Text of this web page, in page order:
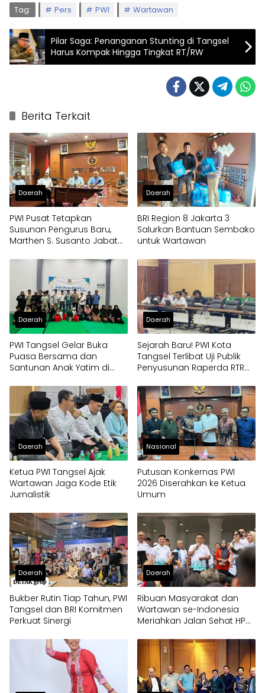
Tag: Pers PWI Wartawan
Pilar Saga: Penanganan Stunting di Tangsel
Harus Kompak Hingga Tingkat RT/RW
Berita Terkait
Daerah
PWI Pusat Tetapkan
Susunan Pengurus Baru,
Marthen S. Susanto Jabat
Daerah
BRI Region 8 Jakarta 3
Salurkan Bantuan Sembako
untuk Wartawan
Daerah
PWI Tangsel Gelar Buka
Puasa Bersama dan
Santunan Anak Yatim di
Daerah
Sejarah Baru! PWI Kota
Tangsel Terlibat Uji Publik
Penyusunan Raperda RTRW,
Daerah
Ketua PWI Tangsel Ajak
Wartawan Jaga Kode Etik
Jurnalistik
Nasional
Putusan Konkernas PWI
2026 Diserahkan ke Ketua
Umum
Daerah
Bukber Rutin Tiap Tahun, PWI
Tangsel dan BRI Komitmen
Perkuat Sinergi
Daerah
Ribuan Masyarakat dan
Wartawan se-Indonesia
Meriahkan Jalan Sehat HPN